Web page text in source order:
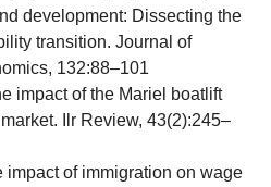
development: Dissecting the
transition. Journal of
132:88–101
impact of the Mariel boatlift
Ilr Review, 43(2):245–
impact of immigration on wage